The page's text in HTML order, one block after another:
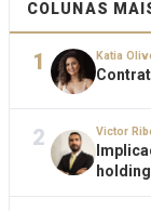
COLUNAS
1 Katia
2 Victor